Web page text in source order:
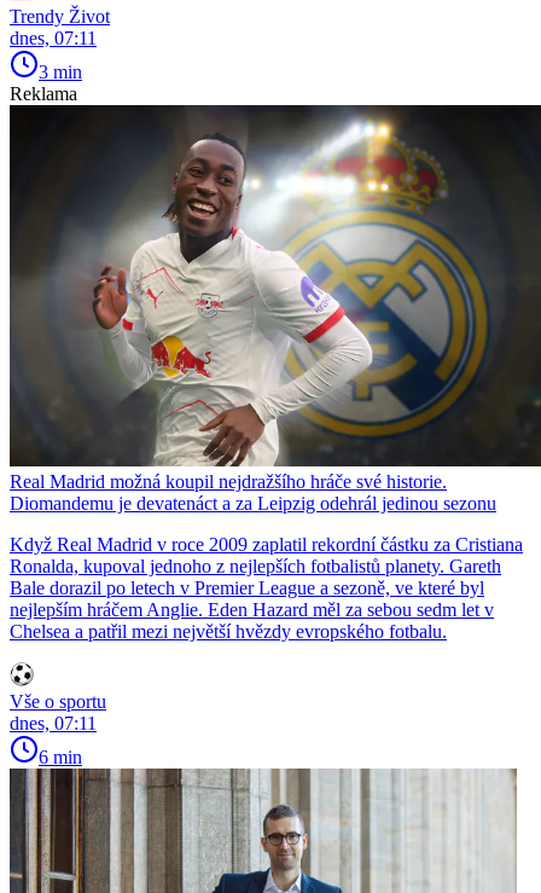
Trendy Život
dnes, 07:11
3 min
Reklama
Real Madrid možná koupil nejdražšího hráče své historie.
Diomandemu je devatenáct a za Leipzig odehrál jedinou sezonu
Když Real Madrid v roce 2009 zaplatil rekordní částku za Cristiana
Ronalda, kupoval jednoho z nejlepších fotbalistů planety. Gareth
Bale dorazil po letech v Premier League a sezoně, ve které byl
nejlepším hráčem Anglie. Eden Hazard měl za sebou sedm let v
Chelsea a patřil mezi největší hvězdy evropského fotbalu.
Vše o sportu
dnes, 07:11
6 min